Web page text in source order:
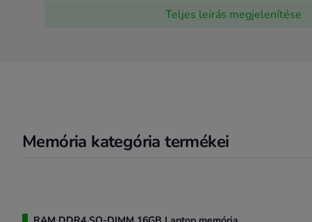
Ha nem vagy biztos benne, melyik memóriatípus illik
Teljes leírás megjelenítése
Memória kategória termékei